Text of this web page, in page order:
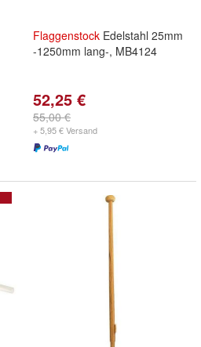
Flaggenstock Edelstahl 25mm
-1250mm lang-, MB4124
52,25 €
55,00 €
+ 5,95 € Versand